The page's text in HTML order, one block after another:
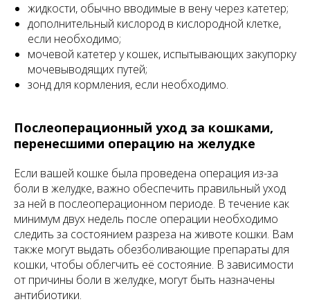
жидкости, обычно вводимые в вену через катетер;
дополнительный кислород в кислородной клетке,
если необходимо;
мочевой катетер у кошек, испытывающих закупорку
мочевыводящих путей;
зонд для кормления, если необходимо.
Послеоперационный уход за кошками,
перенесшими операцию на желудке
Если вашей кошке была проведена операция из-за
боли в желудке, важно обеспечить правильный уход
за ней в послеоперационном периоде. В течение как
минимум двух недель после операции необходимо
следить за состоянием разреза на животе кошки. Вам
также могут выдать обезболивающие препараты для
кошки, чтобы облегчить её состояние. В зависимости
от причины боли в желудке, могут быть назначены
антибиотики.